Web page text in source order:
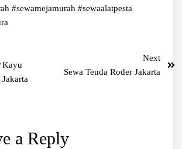
#sewamejamurah #sewaalatpesta
Kayu
Next
Sewa Tenda Roder Jakarta
a Reply